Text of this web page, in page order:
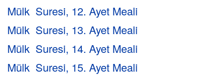
Mülk Suresi, 12. Ayet Meali
Mülk Suresi, 13. Ayet Meali
Mülk Suresi, 14. Ayet Meali
Mülk Suresi, 15. Ayet Meali